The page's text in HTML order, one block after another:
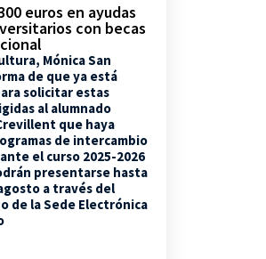
euros en ayudas
con becas
Mónica San
de que ya está
solicitar estas
al alumnado
que haya
de intercambio
el curso 2025-2026
presentarse hasta
a través del
de la Sede Electrónica